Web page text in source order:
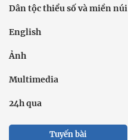
Dân tộc thiểu số và miền núi
English
Ảnh
Multimedia
24h qua
Tuyến bài